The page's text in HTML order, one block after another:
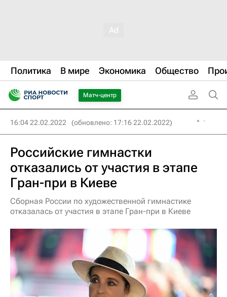
Политика В мире Экономика Общество
Матч-центр
16:04 22.02.2022 (обновлено: 17:16 22.02.2022)
Российские гимнастки
отказались от участия в этапе
Гран-при в Киеве
Сборная России по художественной гимнастике
отказалась от участия в этапе Гран-при в Киеве